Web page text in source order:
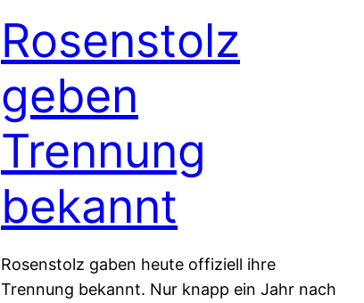
Rosenstolz
geben
Trennung
bekannt
Rosenstolz gaben heute offiziell ihre
Trennung bekannt. Nur knapp ein Jahr nach